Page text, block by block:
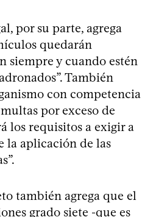
por su parte, agrega
quedarán
siempre y cuando estén
También
con competencia
por exceso de
los requisitos a exigir a
la aplicación de las
también agrega que el
grado siete -que es